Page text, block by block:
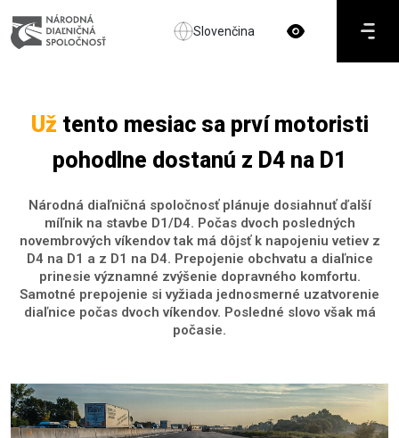
Slovenčina
Už tento mesiac sa prví motoristi
pohodlne dostanú z D4 na D1
Národná diaľničná spoločnosť plánuje dosiahnuť ďalší
míľnik na stavbe D1/D4. Počas dvoch posledných
novembrových víkendov tak má dôjsť k napojeniu vetiev z
D4 na D1 a z D1 na D4. Prepojenie obchvatu a diaľnice
prinesie významné zvýšenie dopravného komfortu.
Samotné prepojenie si vyžiada jednosmerné uzatvorenie
diaľnice počas dvoch víkendov. Posledné slovo však má
počasie.